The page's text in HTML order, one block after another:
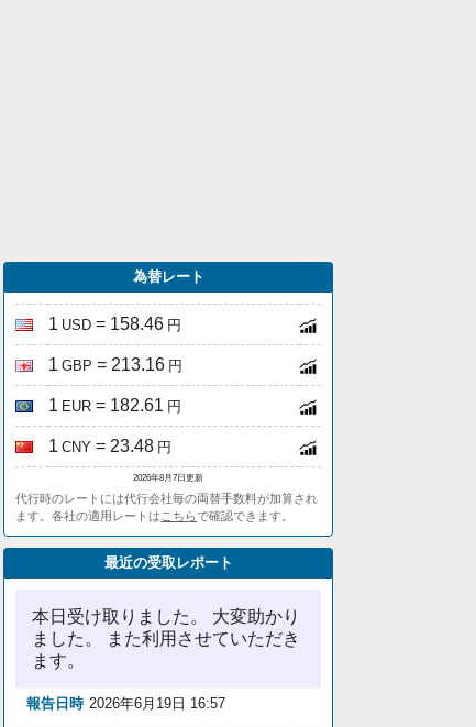
為替レート
1 USD = 158.46 円
1 GBP = 213.16 円
1 EUR = 182.61 円
1 CNY = 23.48 円
2026年8月7日更新
代行時のレートには代行会社毎の両替手数料が加算され
ます。各社の適用レートは こちらで確認できます。
最近の受取レポート
本日受け取りました。 大変助かり
ました。 また利用させていただき
ます。
報告日時 2026年6月19日 16:57